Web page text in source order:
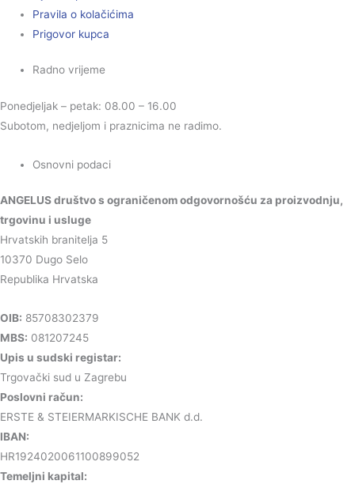
Pravila o kolačićima
Prigovor kupca
Radno vrijeme
Ponedjeljak – petak: 08.00 – 16.00
Subotom, nedjeljom i praznicima ne radimo.
Osnovni podaci
ANGELUS društvo s ograničenom odgovornošću za proizvodnju,
trgovinu i usluge
Hrvatskih branitelja 5
10370 Dugo Selo
Republika Hrvatska
OIB: 85708302379
MBS: 081207245
Upis u sudski registar:
Trgovački sud u Zagrebu
Poslovni račun:
ERSTE & STEIERMARKISCHE BANK d.d.
IBAN:
HR1924020061100899052
Temeljni kapital: